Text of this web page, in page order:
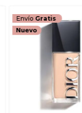
Envío Gratis